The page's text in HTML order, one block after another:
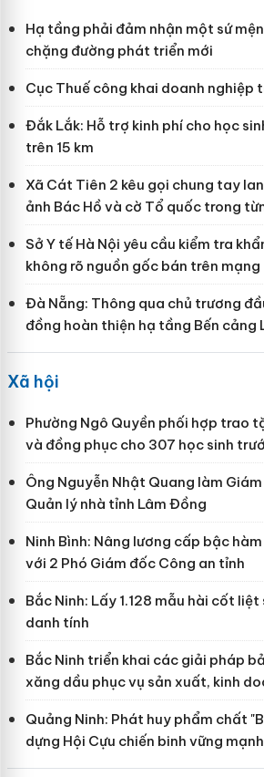
Hạ tầng phải đảm nhận một sứ
chặng đường phát triển mới
Cục Thuế công khai doanh
Đắk Lắk: Hỗ trợ kinh phí cho học
trên 15 km
Xã Cát Tiên 2 kêu gọi chung tay
ảnh Bác Hồ và cờ Tổ quốc trong
Sở Y tế Hà Nội yêu cầu kiểm tra
không rõ nguồn gốc bán trên mạng
Đà Nẵng: Thông qua chủ trương
đồng hoàn thiện hạ tầng Bến cảng
Xã hội
Phường Ngô Quyền phối hợp trao
và đồng phục cho 307 học sinh
Ông Nguyễn Nhật Quang làm
Quản lý nhà tỉnh Lâm Đồng
Ninh Bình: Nâng lương cấp bậc
với 2 Phó Giám đốc Công an tỉnh
Bắc Ninh: Lấy 1.128 mẫu hài cốt
danh tính
Bắc Ninh triển khai các giải pháp
xăng dầu phục vụ sản xuất, kinh
Quảng Ninh: Phát huy phẩm chất
dựng Hội Cựu chiến binh vững